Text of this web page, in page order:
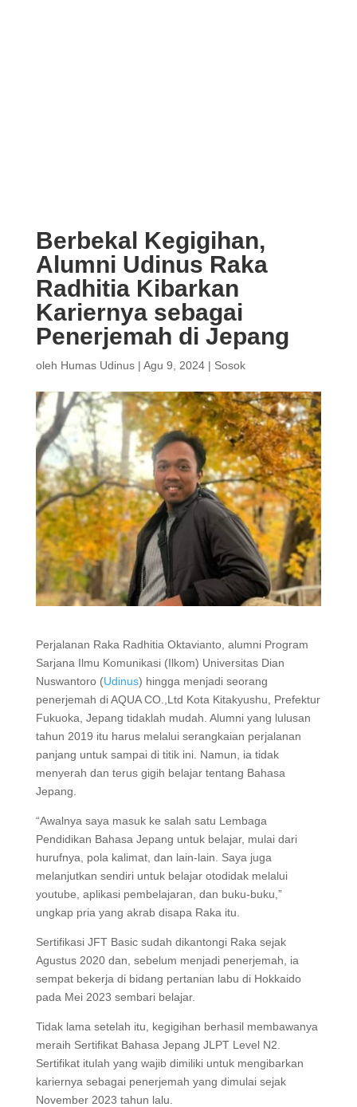
Berbekal Kegigihan,
Alumni Udinus Raka
Radhitia Kibarkan
Kariernya sebagai
Penerjemah di Jepang
oleh Humas Udinus| Agu 9, 2024| Sosok
Perjalanan Raka Radhitia Oktavianto, alumni Program
Sarjana Ilmu Komunikasi (Ilkom) Universitas Dian
Nuswantoro (Udinus) hingga menjadi seorang
penerjemah di AQUA CO.,Ltd Kota Kitakyushu, Prefektur
Fukuoka, Jepang tidaklah mudah. Alumni yang lulusan
tahun 2019 itu harus melalui serangkaian perjalanan
panjang untuk sampai di titik ini. Namun, ia tidak
menyerah dan terus gigih belajar tentang Bahasa
Jepang.
“Awalnya saya masuk ke salah satu Lembaga
Pendidikan Bahasa Jepang untuk belajar, mulai dari
hurufnya, pola kalimat, dan lain-lain. Saya juga
melanjutkan sendiri untuk belajar otodidak melalui
youtube, aplikasi pembelajaran, dan buku-buku,”
ungkap pria yang akrab disapa Raka itu.
Sertifikasi JFT Basic sudah dikantongi Raka sejak
Agustus 2020 dan, sebelum menjadi penerjemah, ia
sempat bekerja di bidang pertanian labu di Hokkaido
pada Mei 2023 sembari belajar.
Tidak lama setelah itu, kegigihan berhasil membawanya
meraih Sertifikat Bahasa Jepang JLPT Level N2.
Sertifikat itulah yang wajib dimiliki untuk mengibarkan
kariernya sebagai penerjemah yang dimulai sejak
November 2023 tahun lalu.